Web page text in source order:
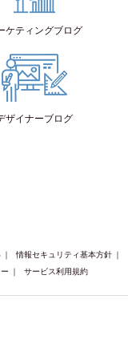
ケティングブログ
ザイナーブログ
｜ 情報セキュリティ基本方針 ｜
｜ サービス利用規約